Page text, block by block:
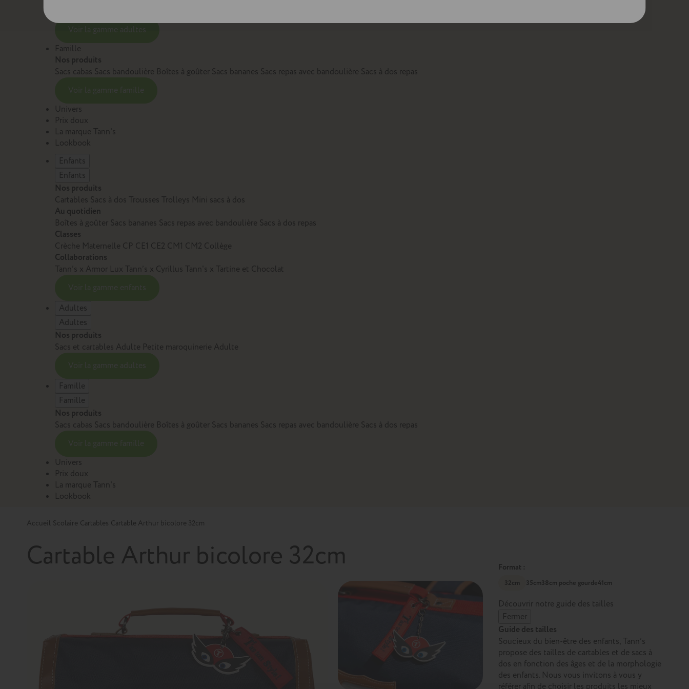
Famille
Nos produits
Sacs cabas Sacs bandoulière Boîtes à goûter Sacs bananes Sacs repas avec bandoulière Sacs à dos repas
Univers
Prix doux
La marque Tann's
Lookbook
Enfants
Enfants
Nos produits
Cartables Sacs à dos Trousses Trolleys Mini sacs à dos
Au quotidien
Boîtes à goûter Sacs bananes Sacs repas avec bandoulière Sacs à dos repas
Classes
Crèche Maternelle CP CE1 CE2 CM1 CM2 Collège
Collaborations
Tann’s x Armor Lux Tann’s x Cyrillus Tann's x Tartine et Chocolat
Adultes
Adultes
Nos produits
Sacs et cartables Adulte Petite maroquinerie Adulte
Famille
Famille
Nos produits
Sacs cabas Sacs bandoulière Boîtes à goûter Sacs bananes Sacs repas avec bandoulière Sacs à dos repas
Univers
Prix doux
La marque Tann's
Lookbook
Accueil Scolaire Cartables Cartable Arthur bicolore 32cm
Cartable Arthur bicolore 32cm Format :
32cm 35cm38cm poche gourde41cm
Découvrir notre guide des tailles
Fermer
Guide des tailles
Soucieux du bien-être des enfants, Tann’s
propose des tailles de cartables et de sacs à
dos en fonction des âges et de la morphologie
des enfants. Nous vous invitons à vous y
référer afin de choisir les produits les mieux